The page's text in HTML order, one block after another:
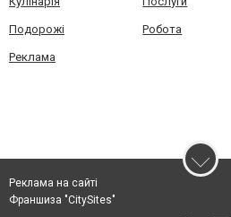
Подорожі Робота
Реклама
Реклама на сайті
Франшиза "CitySites"